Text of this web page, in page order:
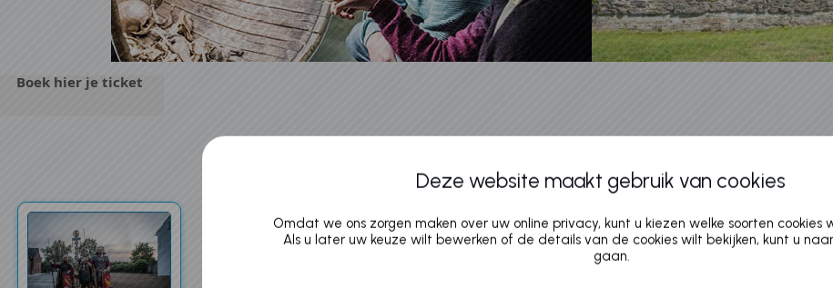
Boek hier je ticket
Deze website maakt gebruik van cookies
Omdat we ons zorgen maken over uw online privacy, kunt u kiezen welke soorten cookies
Als u later uw keuze wilt bewerken of de details van de cookies wilt bekijken, kunt u
gaan.